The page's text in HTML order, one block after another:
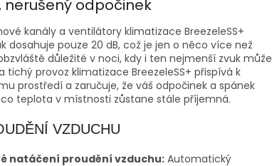
nerušený odpočinek
kanály a ventilátory klimatizace BreezeleSS+
dosahuje pouze 20 dB, což je jen o něco více než
důležité v noci, kdy i ten nejmenší zvuk může
tichý provoz klimatizace BreezeleSS+ přispívá k
prostředí a zaručuje, že váš odpočinek a spánek
teplota v místnosti zůstane stále příjemná.
VZDUCHU
natáčení proudění vzduchu:Automatický